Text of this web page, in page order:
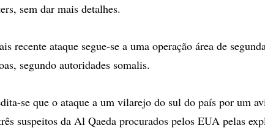
sem dar mais detalhes.
recente ataque segue-se a uma operação área de
segundo autoridades somalis.
se que o ataque a um vilarejo do sul do país por um
suspeitos da Al Qaeda procurados pelos EUA pelas